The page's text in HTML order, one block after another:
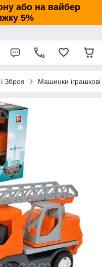
або на вайбер
5%
Зброя Машинки іграшкові